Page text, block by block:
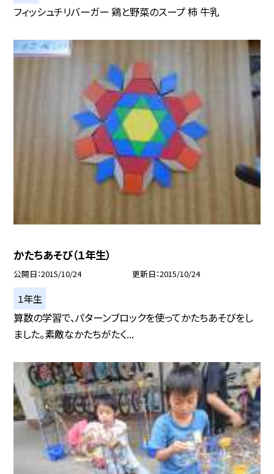
フィッシュチリバーガー 鶏と野菜のスープ 柿 牛乳
かたちあそび（１年生）
公開日 2015/10/24 更新日 2015/10/24
１年生
算数の学習で、パターンブロックを使ってかたちあそびをし
ました。素敵なかたちがたく...